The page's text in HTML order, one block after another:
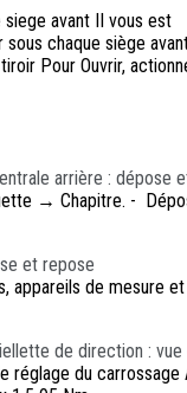
siege avant II vous est
chaque siège
Pour Ouvrir,
arrière : dépose
→ Chapitre. -
et repose
appareils de
de direction :
réglage du